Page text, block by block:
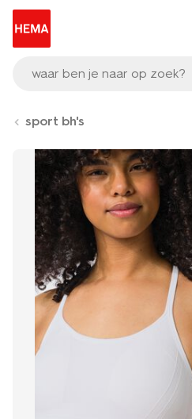
waar ben je naar op zoek?
sport bh's